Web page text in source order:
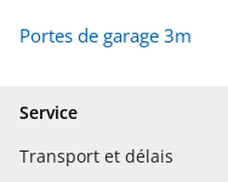
Portes de garage 3m
Service
Transport et délais